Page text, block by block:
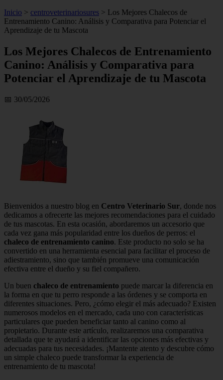
Inicio > centroveterinariosures > Los Mejores Chalecos de
Entrenamiento Canino: Análisis y Comparativa para Potenciar el
Aprendizaje de tu Mascota
Los Mejores Chalecos de Entrenamiento
Canino: Análisis y Comparativa para
Potenciar el Aprendizaje de tu Mascota
📅 30/05/2026
Bienvenidos a nuestro blog en Centro Veterinario Sur, donde nos
dedicamos a ofrecerte las mejores recomendaciones para el cuidado
de tus mascotas. En esta ocasión, abordaremos un accesorio que
cada vez gana más popularidad entre los dueños de perros: el
chaleco de entrenamiento canino. Este producto no solo se ha
convertido en una herramienta esencial para facilitar el proceso de
adiestramiento, sino que también promueve una comunicación
efectiva entre el dueño y su fiel compañero.
Un buen chaleco de entrenamiento puede marcar la diferencia en
la forma en que tu perro responde a las órdenes y se comporta en
diferentes situaciones. Pero, ¿cómo elegir el más adecuado? Existen
numerosos modelos en el mercado, cada uno con características
particulares que pueden beneficiar tanto al canino como al
propietario. Durante este artículo, realizaremos una comparativa
detallada que te ayudará a identificar las opciones más efectivas y
adecuadas para tus necesidades. ¡Mantente atento y descubre cómo
un simple chaleco puede transformar la experiencia de
entrenamiento de tu mascota!